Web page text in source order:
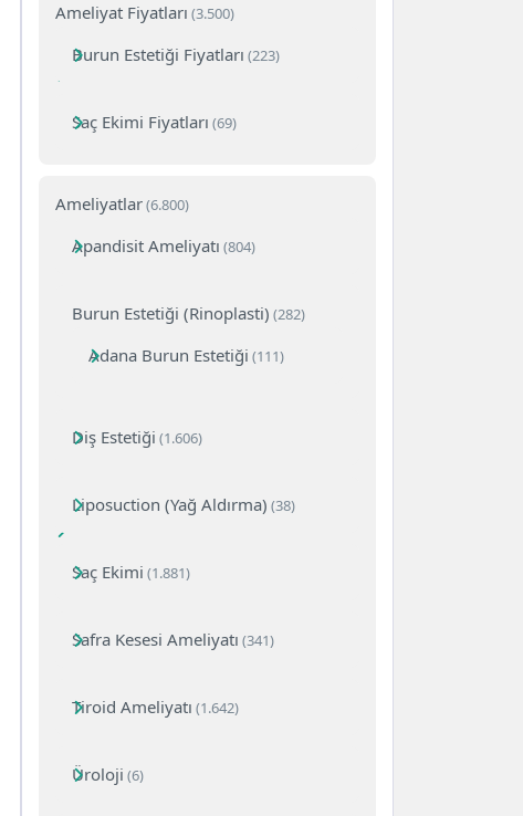
Ameliyat Fiyatları (3.500)
Burun Estetiği Fiyatları (223)
Saç Ekimi Fiyatları (69)
Ameliyatlar(6.800)
Apandisit Ameliyatı (804)
Burun Estetiği (Rinoplasti) (282)
Adana Burun Estetiği (111)
Diş Estetiği (1.606)
Liposuction (Yağ Aldırma) (38)
Saç Ekimi (1.881)
Safra Kesesi Ameliyatı (341)
Tiroid Ameliyatı (1.642)
Üroloji (6)